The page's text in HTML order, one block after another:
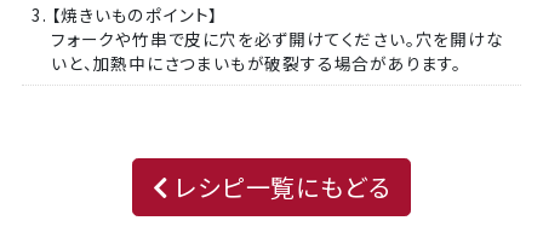
3. 【焼きいものポイント】
フォークや竹串で皮に穴を必ず開けてください。穴を開けな
いと、加熱中にさつまいもが破裂する場合があります。
レシピ一覧にもどる